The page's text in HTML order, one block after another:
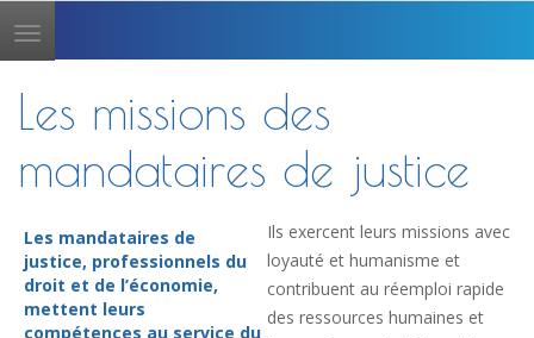
Toggle
navigation
Les missions des
mandataires de justice
Les mandataires de
justice, professionnels du
droit et de l’économie,
mettent leurs
compétences au service du
Ils exercent leurs missions avec
loyauté et humanisme et
contribuent au réemploi rapide
des ressources humaines et